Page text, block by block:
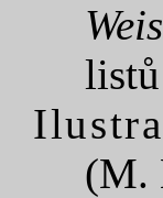
(M.